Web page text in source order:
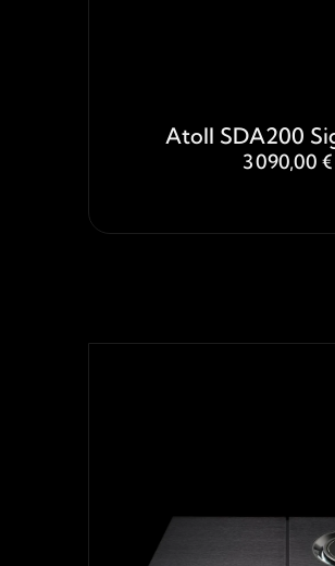
Atoll SDA200
3 090,00 €